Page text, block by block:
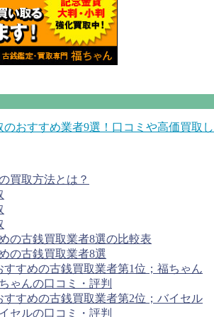
のおすすめ業者9選！口コミや高価買取
買取方法とは？
の古銭買取業者8選の比較表
の古銭買取業者8選
すすめの古銭買取業者第1位；福ちゃん
ゃんの口コミ・評判
すすめの古銭買取業者第2位；バイセル
セルの口コミ・評判